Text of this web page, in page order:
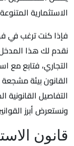
الاستثمارية
فإذا كنت ترغب في
نقدم لك هذا
التجاري، فتابع
القانون بيئة
التفاصيل القانونية
ونستعرض أبرز
قانون